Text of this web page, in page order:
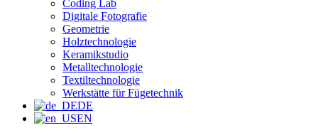
Coding Lab
Digitale Fotografie
Geometrie
Holztechnologie
Keramikstudio
Metalltechnologie
Textiltechnologie
Werkstätte für Fügetechnik
DE
EN